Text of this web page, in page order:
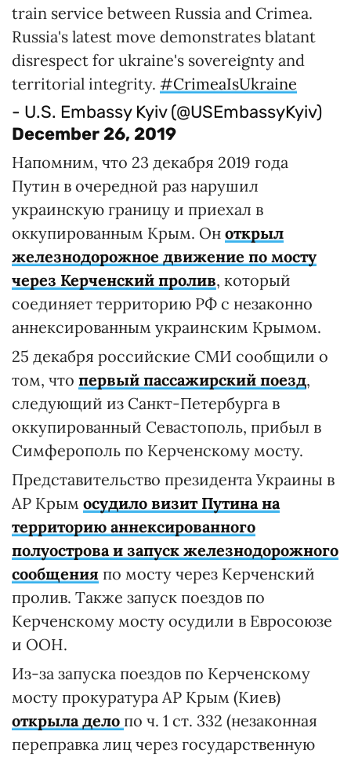
train service between Russia and Crimea.
Russia's latest move demonstrates blatant
disrespect for ukraine's sovereignty and
territorial integrity. #CrimeaIsUkraine
- U.S. Embassy Kyiv (@USEmbassyKyiv)
December 26, 2019
Напомним, что 23 декабря 2019 года
Путин в очередной раз нарушил
украинскую границу и приехал в
оккупированным Крым. Он открыл
железнодорожное движение по мосту
через Керченский пролив, который
соединяет территорию РФ с незаконно
аннексированным украинским Крымом.
25 декабря российские СМИ сообщили о
том, что первый пассажирский поезд,
следующий из Санкт-Петербурга в
оккупированный Севастополь, прибыл в
Симферополь по Керченскому мосту.
Представительство президента Украины в
АР Крым осудило визит Путина на
территорию аннексированного
полуострова и запуск железнодорожного
сообщения по мосту через Керченский
пролив. Также запуск поездов по
Керченскому мосту осудили в Евросоюзе
и ООН.
Из-за запуска поездов по Керченскому
мосту прокуратура АР Крым (Киев)
открыла дело по ч. 1 ст. 332 (незаконная
переправка лиц через государственную